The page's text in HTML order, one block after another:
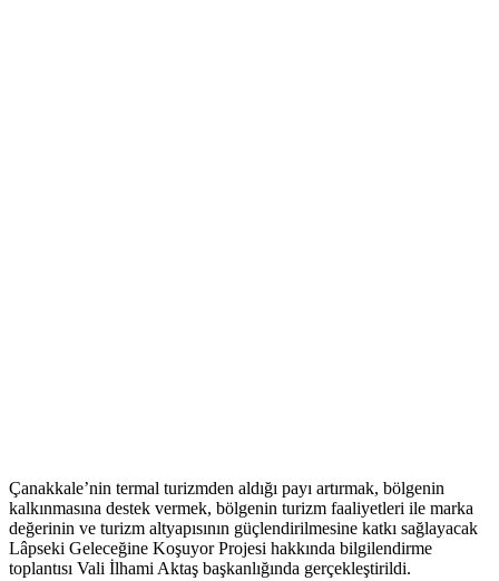
Çanakkale’nin termal turizmden aldığı payı artırmak, bölgenin
kalkınmasına destek vermek, bölgenin turizm faaliyetleri ile marka
değerinin ve turizm altyapısının güçlendirilmesine katkı sağlayacak
Lâpseki Geleceğine Koşuyor Projesi hakkında bilgilendirme
toplantısı Vali İlhami Aktaş başkanlığında gerçekleştirildi.